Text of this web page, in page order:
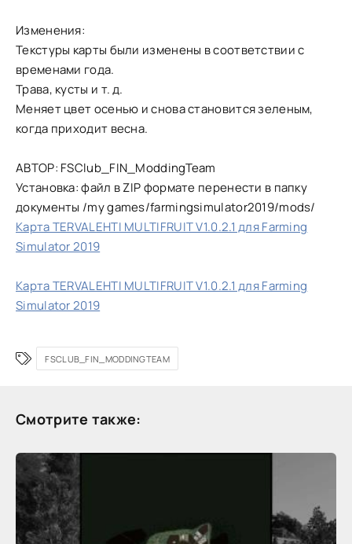
Изменения:
Текстуры карты были изменены в соответствии с
временами года.
Трава, кусты и т. д.
Меняет цвет осенью и снова становится зеленым,
когда приходит весна.
АВТОР: FSClub_FIN_ModdingTeam
Установка: файл в ZIP формате перенести в папку
документы /my games/farmingsimulator2019/mods/
Карта TERVALEHTI MULTIFRUIT V1.0.2.1 для Farming
Simulator 2019
Карта TERVALEHTI MULTIFRUIT V1.0.2.1 для Farming
Simulator 2019
FSCLUB_FIN_MODDINGTEAM
Смотрите также: